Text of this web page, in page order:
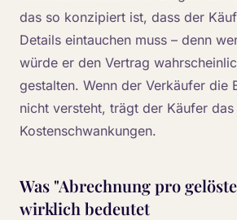
das so konzipiert ist, dass der
Details eintauchen muss – denn
würde er den Vertrag
gestalten. Wenn der Verkäufer die
nicht versteht, trägt der Käufer
Kostenschwankungen.
Was "Abrechnung pro
wirklich bedeutet